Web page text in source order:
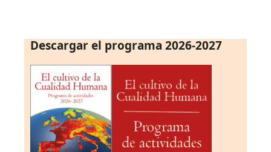
Descargar el programa 2026-2027